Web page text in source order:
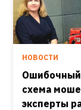
НОВОСТИ
схема
эксперты